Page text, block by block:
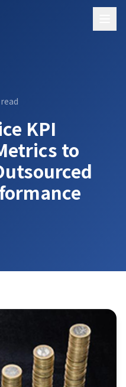
KPI
to